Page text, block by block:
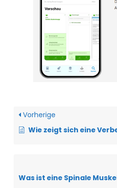
Vorherige
Wie zeigt sich eine Verbesserung oder